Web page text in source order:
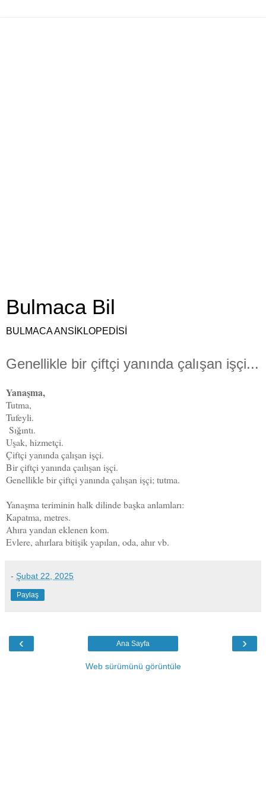
Bulmaca Bil
BULMACA ANSİKLOPEDİSİ
Genellikle bir çiftçi yanında çalışan işçi...
Yanaşma,
Tutma,
Tufeyli.
Sığıntı.
Uşak, hizmetçi.
Çiftçi yanında çalışan işçi.
Bir çiftçi yanında çaılışan işçi.
Genellikle bir çiftçi yanında çalışan işçi; tutma.
Yanaşma teriminin halk dilinde başka anlamları:
Kapatma, metres.
Ahıra yandan eklenen kom.
Evlere, ahırlara bitişik yapılan, oda, ahır vb.
- Şubat 22, 2025
Paylaş
‹ ›
Ana Sayfa
Web sürümünü görüntüle